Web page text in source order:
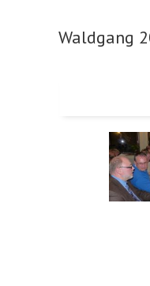
Waldgang